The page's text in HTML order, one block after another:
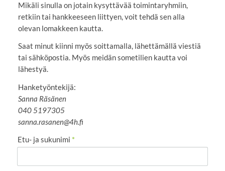
Mikäli sinulla on jotain kysyttävää toimintaryhmiin,
retkiin tai hankkeeseen liittyen, voit tehdä sen alla
olevan lomakkeen kautta.
Saat minut kiinni myös soittamalla, lähettämällä viestiä
tai sähköpostia. Myös meidän sometilien kautta voi
lähestyä.
Hanketyöntekijä:
Sanna Räsänen
040 5197305
sanna.rasanen@4h.fi
Etu- ja sukunimi *